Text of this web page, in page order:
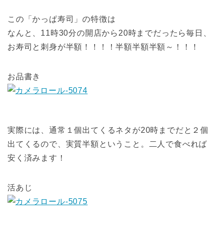
この「かっぱ寿司」の特徴は
なんと、11時30分の開店から20時までだったら毎日、
お寿司と刺身が半額！！！！半額半額半額～！！！
お品書き
実際には、通常１個出てくるネタが20時までだと２個
出てくるので、実質半額ということ。二人で食べれば
安く済みます！
活あじ